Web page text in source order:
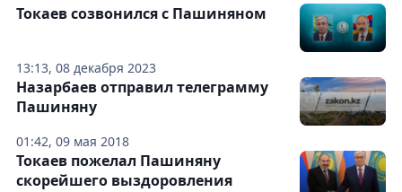
13:13, 08 декабря 2023
Токаев созвонился с Пашиняном
01:42, 09 мая 2018
Назарбаев отправил телеграмму
Пашиняну
Токаев пожелал Пашиняну
скорейшего выздоровления